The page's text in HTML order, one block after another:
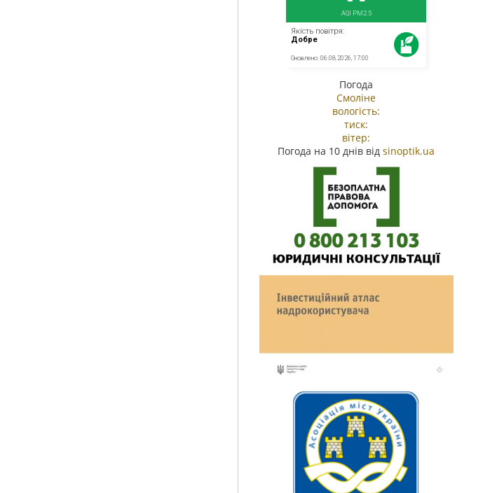
Погода
Смоліне
вологість:
тиск:
вітер:
Погода на 10 днів відsinoptik.ua